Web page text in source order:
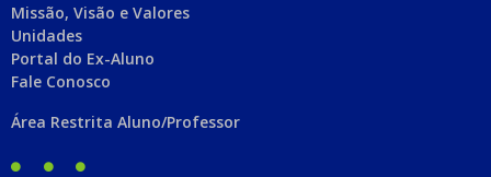
Missão, Visão e Valores
Unidades
Portal do Ex-Aluno
Fale Conosco
Área Restrita Aluno/Professor